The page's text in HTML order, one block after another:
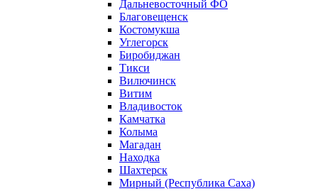
Дальневосточный ФО
Благовещенск
Костомукша
Углегорск
Биробиджан
Тикси
Вилючинск
Витим
Владивосток
Камчатка
Колыма
Магадан
Находка
Шахтерск
Мирный (Республика Саха)